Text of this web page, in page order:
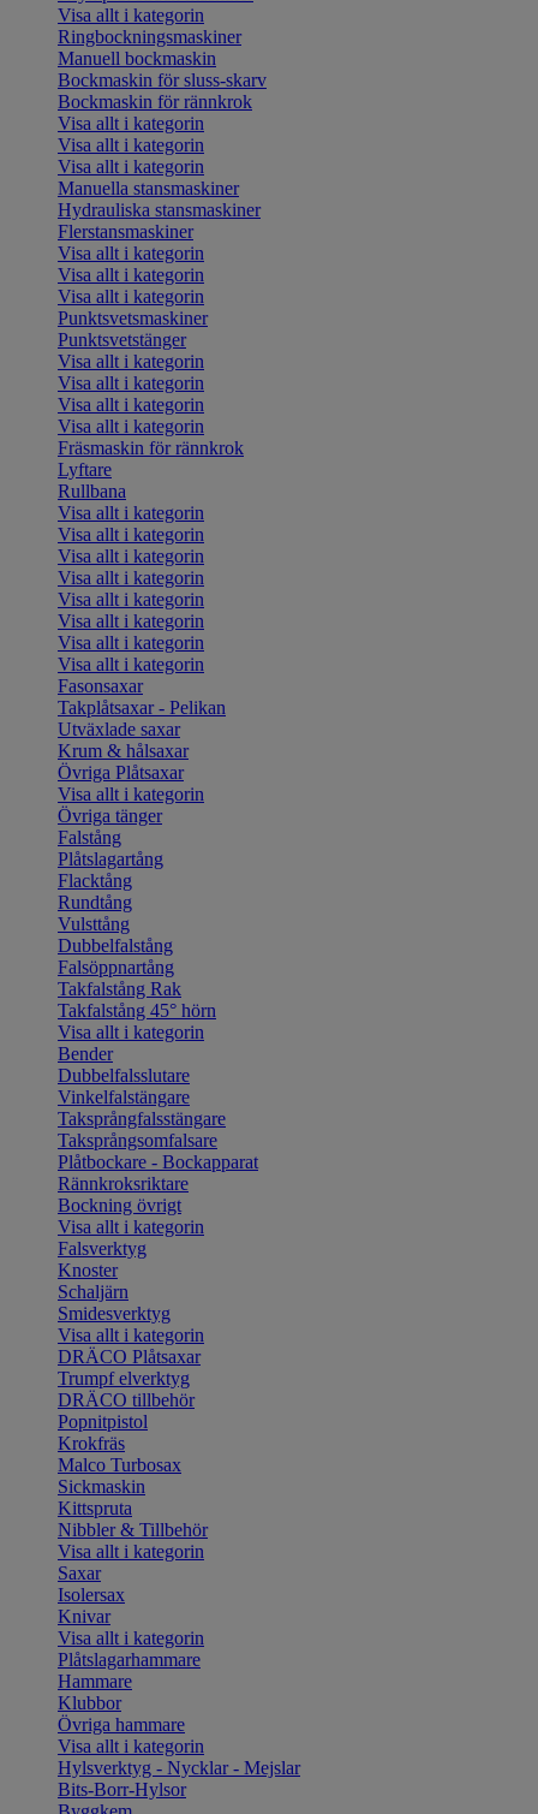
Visa allt i kategorin
Ringbockningsmaskiner
Manuell bockmaskin
Bockmaskin för sluss-skarv
Bockmaskin för rännkrok
Visa allt i kategorin
Visa allt i kategorin
Visa allt i kategorin
Manuella stansmaskiner
Hydrauliska stansmaskiner
Flerstansmaskiner
Visa allt i kategorin
Visa allt i kategorin
Visa allt i kategorin
Punktsvetsmaskiner
Punktsvetstänger
Visa allt i kategorin
Visa allt i kategorin
Visa allt i kategorin
Visa allt i kategorin
Fräsmaskin för rännkrok
Lyftare
Rullbana
Visa allt i kategorin
Visa allt i kategorin
Visa allt i kategorin
Visa allt i kategorin
Visa allt i kategorin
Visa allt i kategorin
Visa allt i kategorin
Visa allt i kategorin
Fasonsaxar
Takplåtsaxar - Pelikan
Utväxlade saxar
Krum & hålsaxar
Övriga Plåtsaxar
Visa allt i kategorin
Övriga tänger
Falstång
Plåtslagartång
Flacktång
Rundtång
Vulsttång
Dubbelfalstång
Falsöppnartång
Takfalstång Rak
Takfalstång 45° hörn
Visa allt i kategorin
Bender
Dubbelfalsslutare
Vinkelfalstängare
Taksprångfalsstängare
Taksprångsomfalsare
Plåtbockare - Bockapparat
Rännkroksriktare
Bockning övrigt
Visa allt i kategorin
Falsverktyg
Knoster
Schaljärn
Smidesverktyg
Visa allt i kategorin
DRÄCO Plåtsaxar
Trumpf elverktyg
DRÄCO tillbehör
Popnitpistol
Krokfräs
Malco Turbosax
Sickmaskin
Kittspruta
Nibbler & Tillbehör
Visa allt i kategorin
Saxar
Isolersax
Knivar
Visa allt i kategorin
Plåtslagarhammare
Hammare
Klubbor
Övriga hammare
Visa allt i kategorin
Hylsverktyg - Nycklar - Mejslar
Bits-Borr-Hylsor